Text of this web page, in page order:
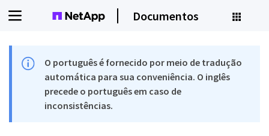
Documentos
O português é fornecido por meio de tradução
automática para sua conveniência. O inglês
precede o português em caso de
inconsistências.